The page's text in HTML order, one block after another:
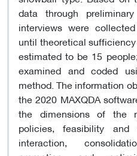
data through
interviews were
until theoretical
estimated to be 15
examined and coded
method. The information
the 2020 MAXQDA
the dimensions of the
policies, feasibility and
interaction,